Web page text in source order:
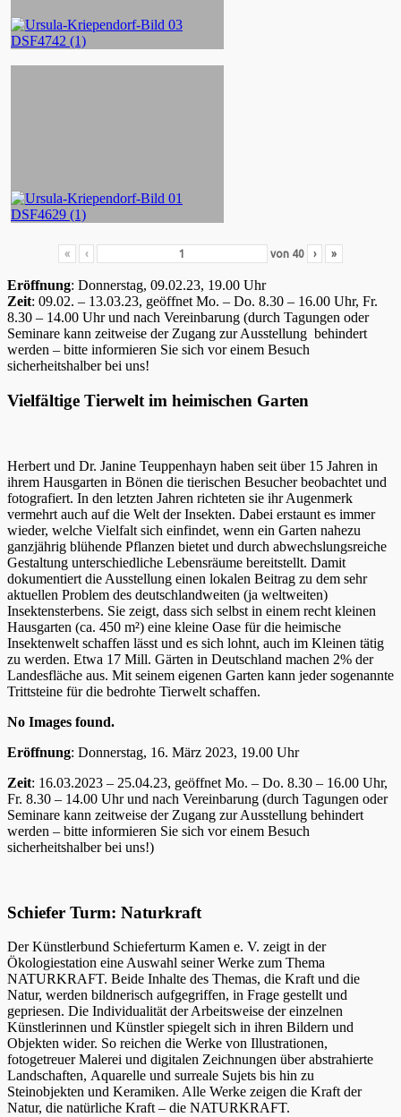
« ‹ von 40 › »
Eröffnung: Donnerstag, 09.02.23, 19.00 Uhr
Zeit: 09.02. – 13.03.23, geöffnet Mo. – Do. 8.30 – 16.00 Uhr, Fr.
8.30 – 14.00 Uhr und nach Vereinbarung (durch Tagungen oder
Seminare kann zeitweise der Zugang zur Ausstellung behindert
werden – bitte informieren Sie sich vor einem Besuch
sicherheitshalber bei uns!
Vielfältige Tierwelt im heimischen Garten
Herbert und Dr. Janine Teuppenhayn haben seit über 15 Jahren in
ihrem Hausgarten in Bönen die tierischen Besucher beobachtet und
fotografiert. In den letzten Jahren richteten sie ihr Augenmerk
vermehrt auch auf die Welt der Insekten. Dabei erstaunt es immer
wieder, welche Vielfalt sich einfindet, wenn ein Garten nahezu
ganzjährig blühende Pflanzen bietet und durch abwechslungsreiche
Gestaltung unterschiedliche Lebensräume bereitstellt. Damit
dokumentiert die Ausstellung einen lokalen Beitrag zu dem sehr
aktuellen Problem des deutschlandweiten (ja weltweiten)
Insektensterbens. Sie zeigt, dass sich selbst in einem recht kleinen
Hausgarten (ca. 450 m²) eine kleine Oase für die heimische
Insektenwelt schaffen lässt und es sich lohnt, auch im Kleinen tätig
zu werden. Etwa 17 Mill. Gärten in Deutschland machen 2% der
Landesfläche aus. Mit seinem eigenen Garten kann jeder sogenannte
Trittsteine für die bedrohte Tierwelt schaffen.
No Images found.
Eröffnung: Donnerstag, 16. März 2023, 19.00 Uhr
Zeit: 16.03.2023 – 25.04.23, geöffnet Mo. – Do. 8.30 – 16.00 Uhr,
Fr. 8.30 – 14.00 Uhr und nach Vereinbarung (durch Tagungen oder
Seminare kann zeitweise der Zugang zur Ausstellung behindert
werden – bitte informieren Sie sich vor einem Besuch
sicherheitshalber bei uns!)
Schiefer Turm: Naturkraft
Der Künstlerbund Schieferturm Kamen e. V. zeigt in der
Ökologiestation eine Auswahl seiner Werke zum Thema
NATURKRAFT. Beide Inhalte des Themas, die Kraft und die
Natur, werden bildnerisch aufgegriffen, in Frage gestellt und
gepriesen. Die Individualität der Arbeitsweise der einzelnen
Künstlerinnen und Künstler spiegelt sich in ihren Bildern und
Objekten wider. So reichen die Werke von Illustrationen,
fotogetreuer Malerei und digitalen Zeichnungen über abstrahierte
Landschaften, Aquarelle und surreale Sujets bis hin zu
Steinobjekten und Keramiken. Alle Werke zeigen die Kraft der
Natur, die natürliche Kraft – die NATURKRAFT.